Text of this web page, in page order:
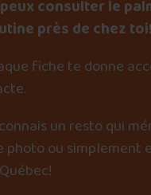
consulter le
près de chez toi!
fiche te donne
un resto qui
photo ou simplement